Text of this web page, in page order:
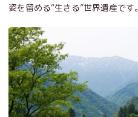
姿を留める“生きる”世界遺産です。